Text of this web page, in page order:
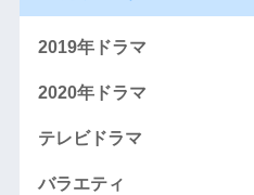
2019年ドラマ
2020年ドラマ
テレビドラマ
バラエティ